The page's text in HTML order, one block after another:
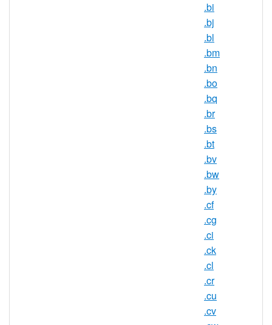
.bi
.bj
.bl
.bm
.bn
.bo
.bq
.br
.bs
.bt
.bv
.bw
.by
.cf
.cg
.ci
.ck
.cl
.cr
.cu
.cv